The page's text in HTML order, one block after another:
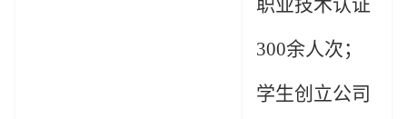
职业技术认证
300余人次；
学生创立公司